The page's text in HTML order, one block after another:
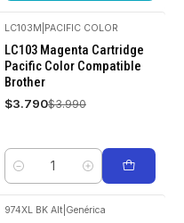
-5%
OFF
LC103M PACIFIC COLOR
LC103 Magenta Cartridge
Pacific Color Compatible
Brother
$3.790$3.990
Cantidad
974XL BK Alt Genérica